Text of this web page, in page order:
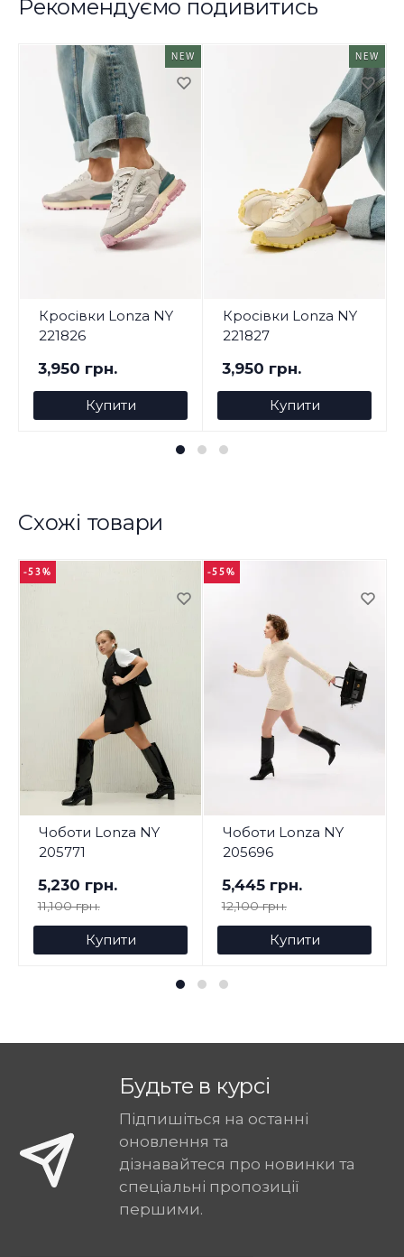
Рекомендуємо подивитись
NEW
Кросівки Lonza NY
221826
3,950 грн.
Купити
NEW
Кросівки Lonza NY
221827
3,950 грн.
Купити
Схожі товари
-53%
Чоботи Lonza NY
205771
5,230 грн.
11,100 грн.
Купити
-55%
Чоботи Lonza NY
205696
5,445 грн.
12,100 грн.
Купити
Будьте в курсі
Підпишіться на останні
оновлення та
дізнавайтеся про новинки та
спеціальні пропозиції
першими.